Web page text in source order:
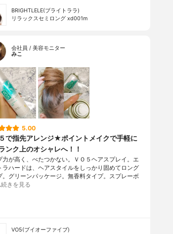
BRIGHTLELE(ブライトララ)
リラックスセミロング xd001m
会社員 / 美容モニター
みこ
5.00
で指先アレンジ★ポイントメイクで手軽に
ンク上のオシャレへ！！
力が高く、べたつかない。ＶＯ５ヘアスプレイ。エ
ラハードは、ヘアスタイルをしっかり固めてロング
。グリーンパッケージ。無香料タイプ。スプレーボ
続きを見る
VO5(ブイオーファイブ)